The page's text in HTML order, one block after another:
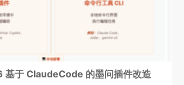
于 ClaudeCode 的墨问插件改造